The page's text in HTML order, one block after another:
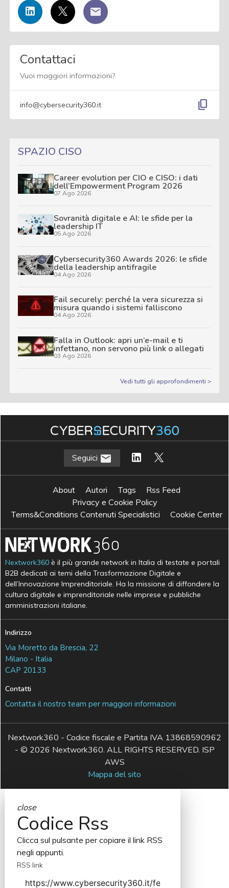
Contattaci
Vuoi maggiori informazioni?
info@cybersecurity360.it content_copy
SPAZIO CISO
Career evolution per CIO e CISO: i dati
dell’Empowerment Program 2026
07 Ago 2026
Sovranità digitale e AI: le sfide per la
leadership IT
05 Ago 2026
Cybersecurity360 Awards 2026: le sfide
della leadership antifragile
04 Ago 2026
Fail securely: perché la vera sicurezza si
misura quando i sistemi falliscono
04 Ago 2026
Falla in Outlook: apri un’e-mail e ti
infettano, non servono più link o allegati
03 Ago 2026
Vedi tutti gli approfondimenti >
Seguici
About Autori Tags
Rss Feed
Privacy e Cookie Policy
Terms&Conditions Contenuti Specialistici
Cookie Center
Nextwork360 è il più grande network in Italia di testate e portali
B2B dedicati ai temi della Trasformazione Digitale e
dell’Innovazione Imprenditoriale. Ha la missione di diffondere la
cultura digitale e imprenditoriale nelle imprese e pubbliche
amministrazioni italiane.
Indirizzo
Via Moretto da Brescia, 22
Milano - Italia
CAP 20133
Contatti
Contatta il nostro team per maggiori informazioni
Nextwork360 - Codice fiscale e Partita IVA 13868590962
- © 2026 Nextwork360. ALL RIGHTS RESERVED. ISP
AWS
Mappa del sito
close
Codice Rss
Clicca sul pulsante per copiare il link RSS
negli appunti.
RSS link